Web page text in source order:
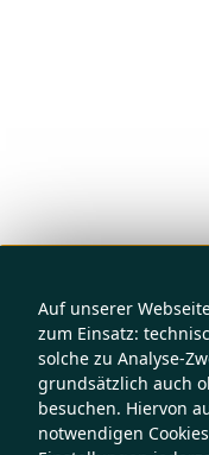
Auf unserer
zum Einsatz:
solche zu Analyse-
grundsätzlich auch
besuchen. Hiervon
notwendigen